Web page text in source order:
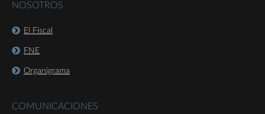
NOSOTROS
El Fiscal
FNE
Organigrama
COMUNICACIONES